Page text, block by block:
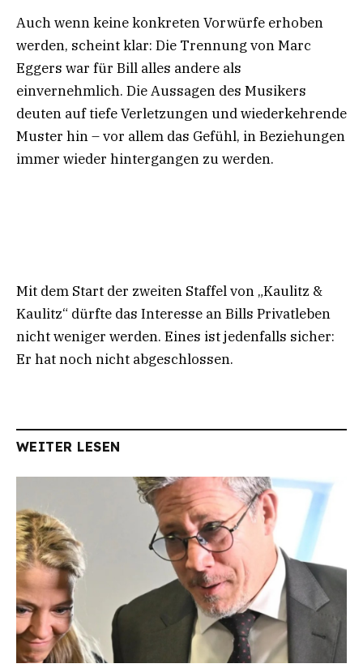
Auch wenn keine konkreten Vorwürfe erhoben
werden, scheint klar: Die Trennung von Marc
Eggers war für Bill alles andere als
einvernehmlich. Die Aussagen des Musikers
deuten auf tiefe Verletzungen und wiederkehrende
Muster hin – vor allem das Gefühl, in Beziehungen
immer wieder hintergangen zu werden.
Mit dem Start der zweiten Staffel von „Kaulitz &
Kaulitz“ dürfte das Interesse an Bills Privatleben
nicht weniger werden. Eines ist jedenfalls sicher:
Er hat noch nicht abgeschlossen.
WEITER LESEN